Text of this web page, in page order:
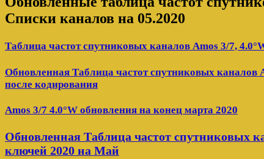
Списки каналов на 05.2020
Таблица частот спутниковых каналов Amos 3/7,
Обновленная Таблица частот спутниковых каналов
после кодирования
Amos 3/7 4.0°W обновления на конец марта 2020
Обновленная Таблица частот спутниковых
ключей 2020 на Май